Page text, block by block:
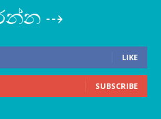
⇢
LIKE
SUBSCRIBE